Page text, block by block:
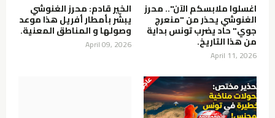
اغسلوا ملابسكم الآن".. محرز
الغنوشي يحذر من "منعرج
جوي" حاد يضرب تونس بداية
من هذا التاريخ.
April 11, 2026
الخير قادم: محرز الغنوشي
يبشّر بأمطار أفريل هذا موعد
وصولها و المناطق المعنية.
April 09, 2026